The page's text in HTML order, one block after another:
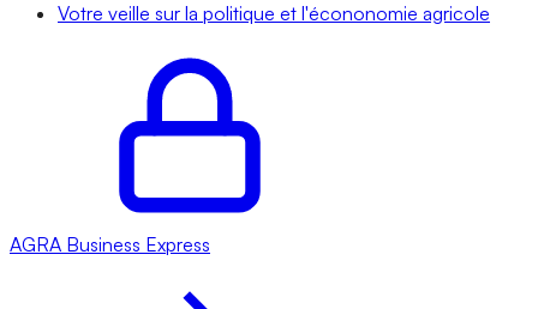
Votre veille sur la politique et l'écononomie agricole
AGRA Business Express